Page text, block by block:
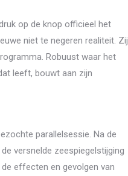
op de knop officieel het
niet te negeren realiteit. Zij
Robuust waar het
leeft, bouwt aan zijn
parallelsessie. Na de
versnelde zeespiegelstijging
effecten en gevolgen van